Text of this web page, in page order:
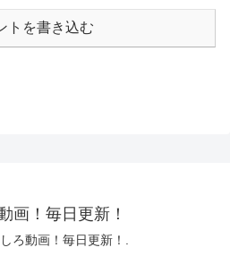
トを書き込む
画！毎日更新！
ろ動画！毎日更新！.